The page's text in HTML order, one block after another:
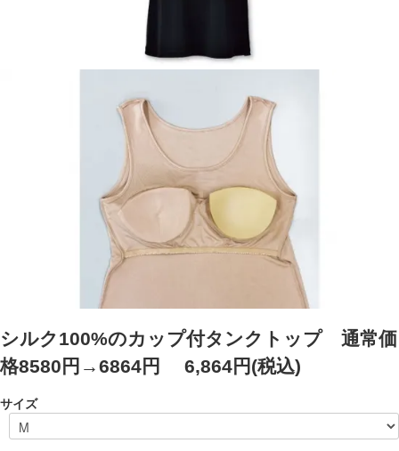
シルク100%のカップ付タンクトップ 通常価
格8580円→6864円
6,864円(税込)
サイズ